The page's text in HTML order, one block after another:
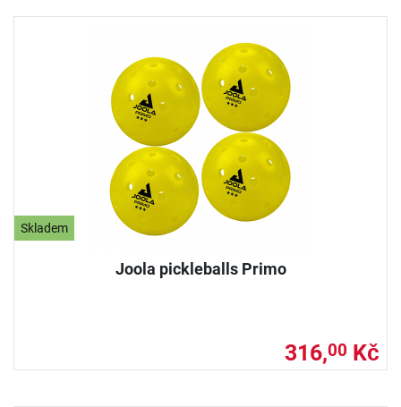
Skladem
Joola pickleballs Primo
316,00 Kč